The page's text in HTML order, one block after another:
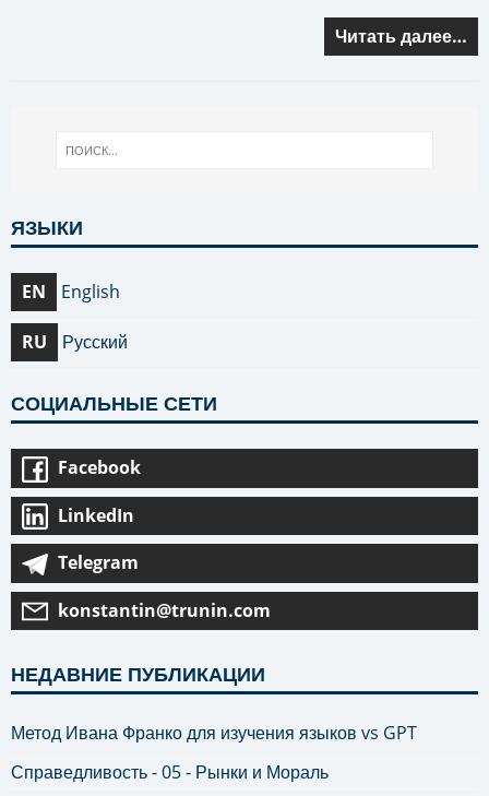
Читать далее…
ЯЗЫКИ
EN English
RU Русский
СОЦИАЛЬНЫЕ СЕТИ
Facebook
LinkedIn
Telegram
konstantin@trunin.com
НЕДАВНИЕ ПУБЛИКАЦИИ
Метод Ивана Франко для изучения языков vs GPT
Справедливость - 05 - Рынки и Мораль